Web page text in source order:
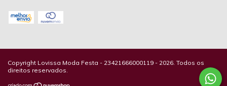
Copyright Lovissa Moda Festa - 23421666000119 - 2026. Todos os
direitos reservados.